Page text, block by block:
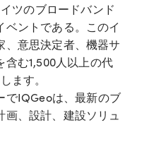
ツのブロードバンド
ントである。このイ
、意思決定者、機器サ
含む1,500人以上の代
ます。
でIQGeoは、最新のブ
画、設計、建設ソリュ